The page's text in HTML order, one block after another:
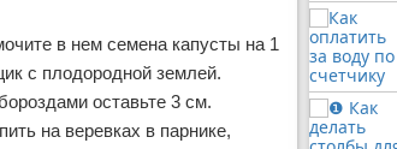
в нем семена капусты на 1
с плодородной землей.
оставьте 3 см.
на веревках в парнике,